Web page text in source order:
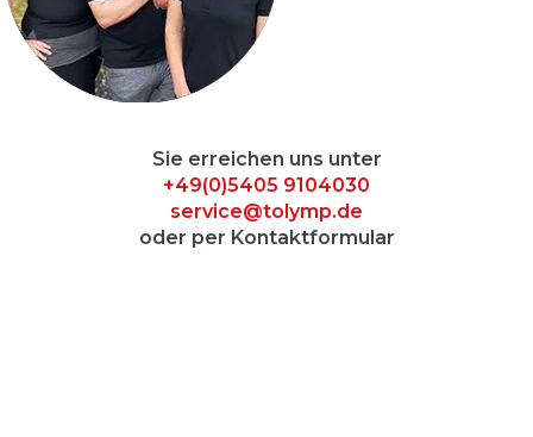
Sie erreichen uns unter
+49(0)5405 9104030
service@tolymp.de
oder per Kontaktformular